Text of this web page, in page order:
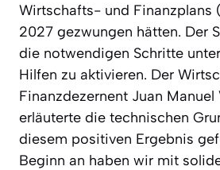
Wirtschafts- und Finanzplans
2027 gezwungen hätten. Der
die notwendigen Schritte
Hilfen zu aktivieren. Der
Finanzdezernent Juan
erläuterte die technischen
diesem positiven Ergebnis
Beginn an haben wir mit